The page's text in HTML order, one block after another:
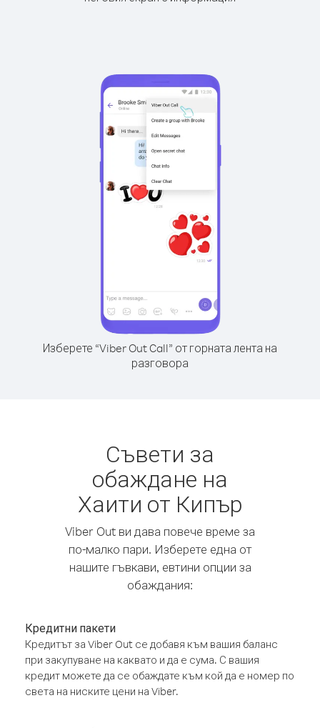
Изберете “Viber Out Call” от горната лента на
разговора
Съвети за
обаждане на
Хаити от Кипър
Viber Out ви дава повече време за
по-малко пари. Изберете една от
нашите гъвкави, евтини опции за
обаждания:
Кредитни пакети
Кредитът за Viber Out се добавя към вашия баланс
при закупуване на каквато и да е сума. С вашия
кредит можете да се обаждате към кой да е номер по
света на ниските цени на Viber.